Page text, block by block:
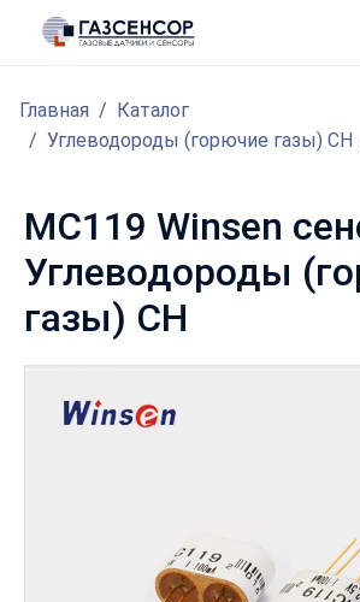
Главная
Каталог
Углеводороды (горючие газы) CH
MC119 Winsen
Углеводороды
газы) CH